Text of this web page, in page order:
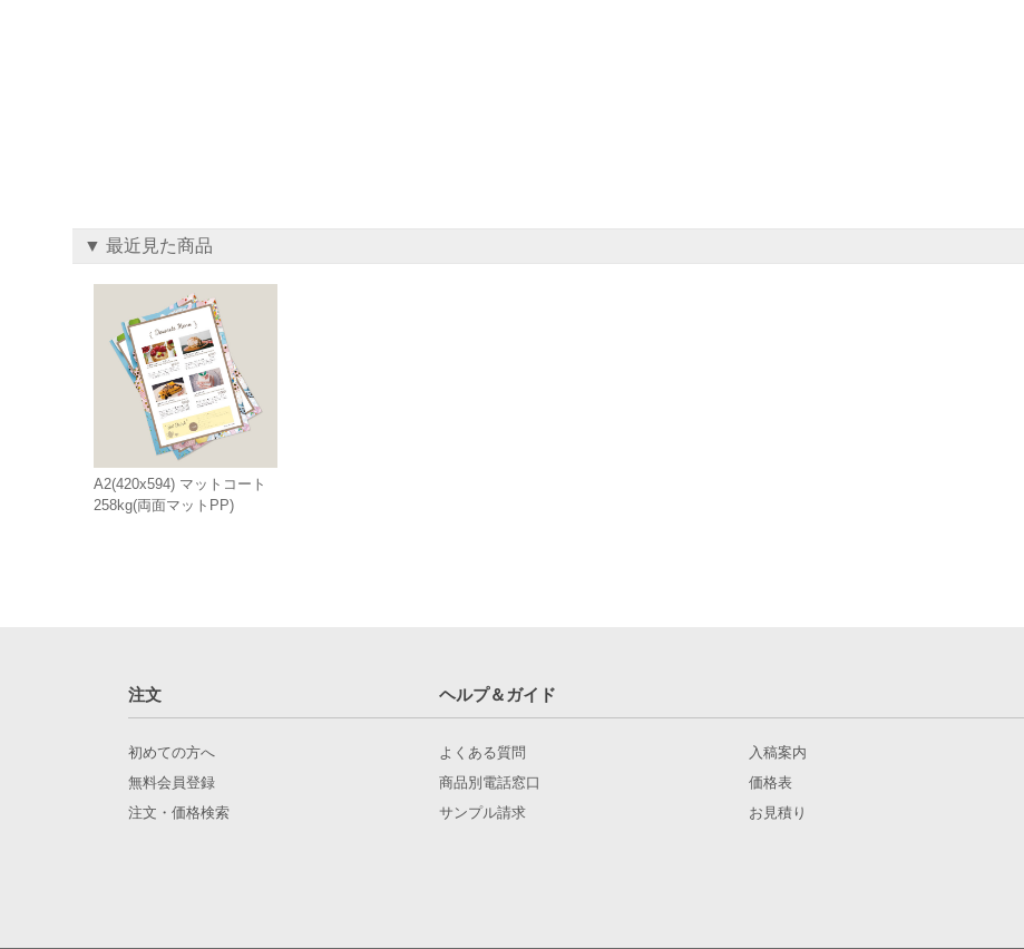
▼ 最近見た商品
A2(420x594) マットコート
258kg(両面マットPP)
注文 ヘルプ＆ガイド
初めての方へ
無料会員登録
注文・価格検索
よくある質問
商品別電話窓口
サンプル請求
入稿案内
価格表
お見積り